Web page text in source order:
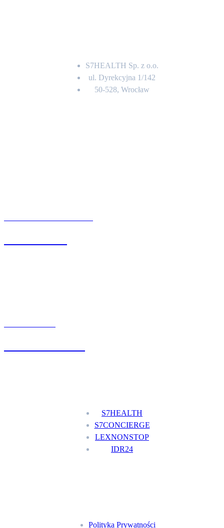
S7HEALTH Sp. z o.o.
ul. Dyrekcyjna 1/142
50-528, Wrocław
S7HEALTH
S7CONCIERGE
LEXNONSTOP
IDR24
Polityka Prywatności